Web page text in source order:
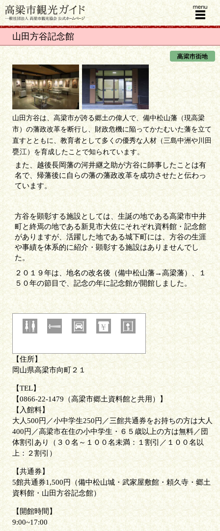
menu
山田方谷記念館
山田方谷は、高梁市が誇る郷土の偉人で、備中松山藩（現高梁
市）の藩政改革を断行し、財政危機に陥ってかたむいた藩を立て
直すとともに、教育者として多くの優秀な人材（三島中洲や川田
甕江）を育成したことで知られています。
また、越後長岡藩の河井継之助が方谷に師事したことは有
名で、帰藩後に自らの藩の藩政改革を成功させたと伝わっ
ています。
方谷を顕彰する施設としては、生誕の地である高梁市中井
町と終焉の地である新見市大佐にそれぞれ資料館・記念館
がありますが、活躍した地である城下町には、方谷の生涯
や事績を体系的に紹介・顕彰する施設はありませんでし
た。
２０１９年は、地名の改名後（備中松山藩→高梁藩）、１
５０年の節目で、記念の年に記念館が開館しました。
住所
岡山県高梁市向町２１
TEL
0866-22-1479（高梁市郷土資料館と共用）
入館料
大人500円／小中学生250円／三館共通券をお持ちの方は大人
400円／高梁市在住の小中学生・６５歳以上の方は無料／団
体割引あり（３０名～１００名未満：１割引／１００名以
上：２割引）
共通券
5館共通券1,500円（備中松山城・武家屋敷館・頼久寺・郷土
資料館・山田方谷記念館）
開館時間
9:00~17:00